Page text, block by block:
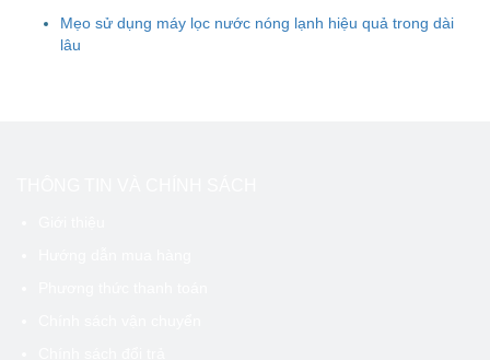
Mẹo sử dụng máy lọc nước nóng lạnh hiệu quả trong dài
lâu